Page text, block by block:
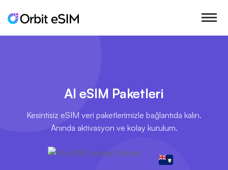
AI eSIM Paketleri
Kesintisiz eSIM veri paketlerimizle bağlantıda kalın.
Anında aktivasyon ve kolay kurulum.